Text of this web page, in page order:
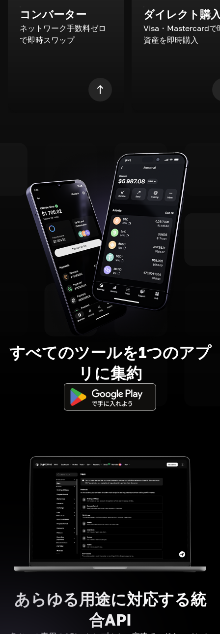
コンバーター
ネットワーク手数料ゼロ
で即時スワップ
ダイレクト購
Visa・Mastercardで
資産を即時購入
すべてのツールを1つのアプ
リに集約
あらゆる用途に対応する統
合API